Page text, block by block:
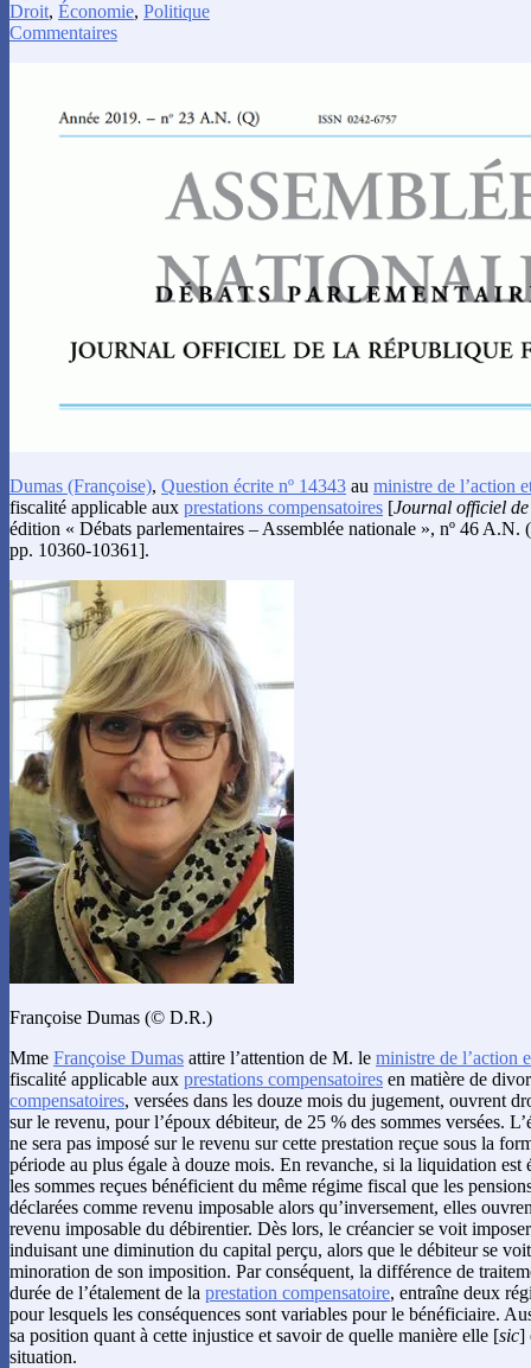
Droit, Économie, Politique
Commentaires
Dumas (Françoise), Question écrite nº 14343 au ministre de l’action
fiscalité applicable aux prestations compensatoires [Journal officiel
édition « Débats parlementaires – Assemblée nationale », nº 46 A.N.
pp. 10360-10361].
Françoise Dumas (© D.R.)
Mme Françoise Dumas attire l’attention de M. le ministre de l’action
fiscalité applicable aux prestations compensatoires en matière de
compensatoires, versées dans les douze mois du jugement, ouvrent
sur le revenu, pour l’époux débiteur, de 25 % des sommes versées.
ne sera pas imposé sur le revenu sur cette prestation reçue sous la
période au plus égale à douze mois. En revanche, si la liquidation est
les sommes reçues bénéficient du même régime fiscal que les
déclarées comme revenu imposable alors qu’inversement, elles
revenu imposable du débirentier. Dès lors, le créancier se voit
induisant une diminution du capital perçu, alors que le débiteur se
minoration de son imposition. Par conséquent, la différence de
durée de l’étalement de la prestation compensatoire, entraîne deux
pour lesquels les conséquences sont variables pour le bénéficiaire.
sa position quant à cette injustice et savoir de quelle manière elle [sic]
situation.